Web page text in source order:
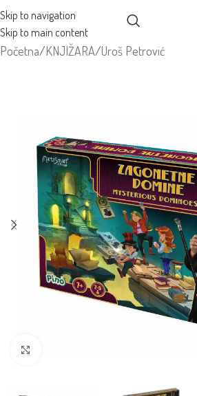
Skip to navigation
Skip to main content
Početna/KNJIŽARA/Uroš Petrović